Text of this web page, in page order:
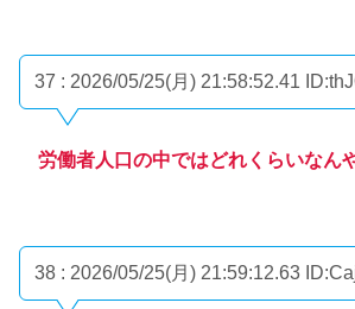
37 : 2026/05/25(月) 21:58:52.41
労働者人口の中ではどれくらいなん
38 : 2026/05/25(月) 21:59:12.63